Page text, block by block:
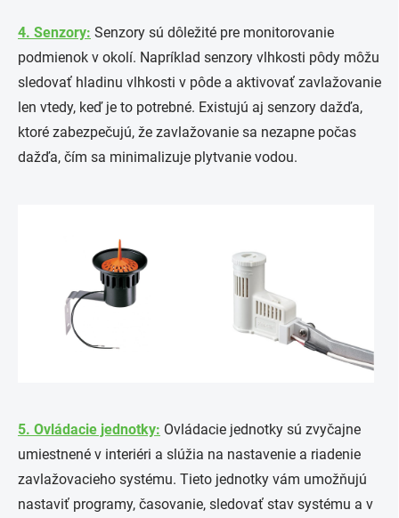
4. Senzory: Senzory sú dôležité pre monitorovanie
podmienok v okolí. Napríklad senzory vlhkosti pôdy môžu
sledovať hladinu vlhkosti v pôde a aktivovať zavlažovanie
len vtedy, keď je to potrebné. Existujú aj senzory dažďa,
ktoré zabezpečujú, že zavlažovanie sa nezapne počas
dažďa, čím sa minimalizuje plytvanie vodou.
5. Ovládacie jednotky: Ovládacie jednotky sú zvyčajne
umiestnené v interiéri a slúžia na nastavenie a riadenie
zavlažovacieho systému. Tieto jednotky vám umožňujú
nastaviť programy, časovanie, sledovať stav systému a v